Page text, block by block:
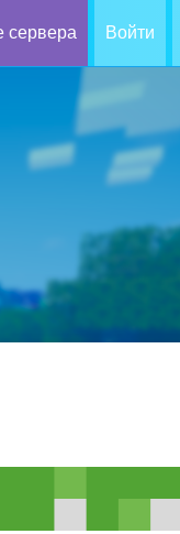
сервера Войти